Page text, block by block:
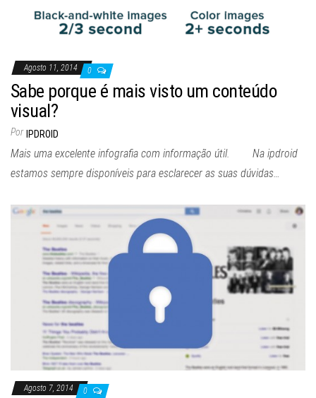
Agosto 11, 2014 0
Sabe porque é mais visto um conteúdo
visual?
Por IPDROID
Mais uma excelente infografia com informação útil. Na ipdroid
estamos sempre disponíveis para esclarecer as suas dúvidas…
Agosto 7, 2014 0